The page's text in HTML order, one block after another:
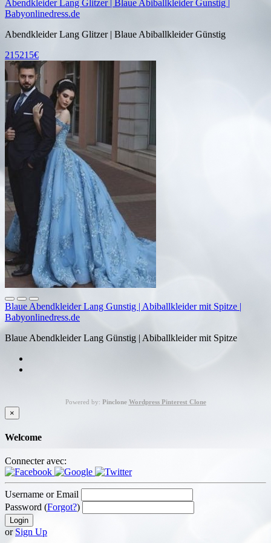
Abendkleider Lang Glitzer | Blaue Abiballkleider Gunstig |
Babyonlinedress.de
Abendkleider Lang Glitzer | Blaue Abiballkleider Günstig
215215€
Blaue Abendkleider Lang Gunstig | Abiballkleider mit Spitze |
Babyonlinedress.de
Blaue Abendkleider Lang Günstig | Abiballkleider mit Spitze
Powered by: Pinclone Wordpress Pinterest Clone
×
Welcome
Connecter avec:
Username or Email
Password (Forgot?)
or Sign Up